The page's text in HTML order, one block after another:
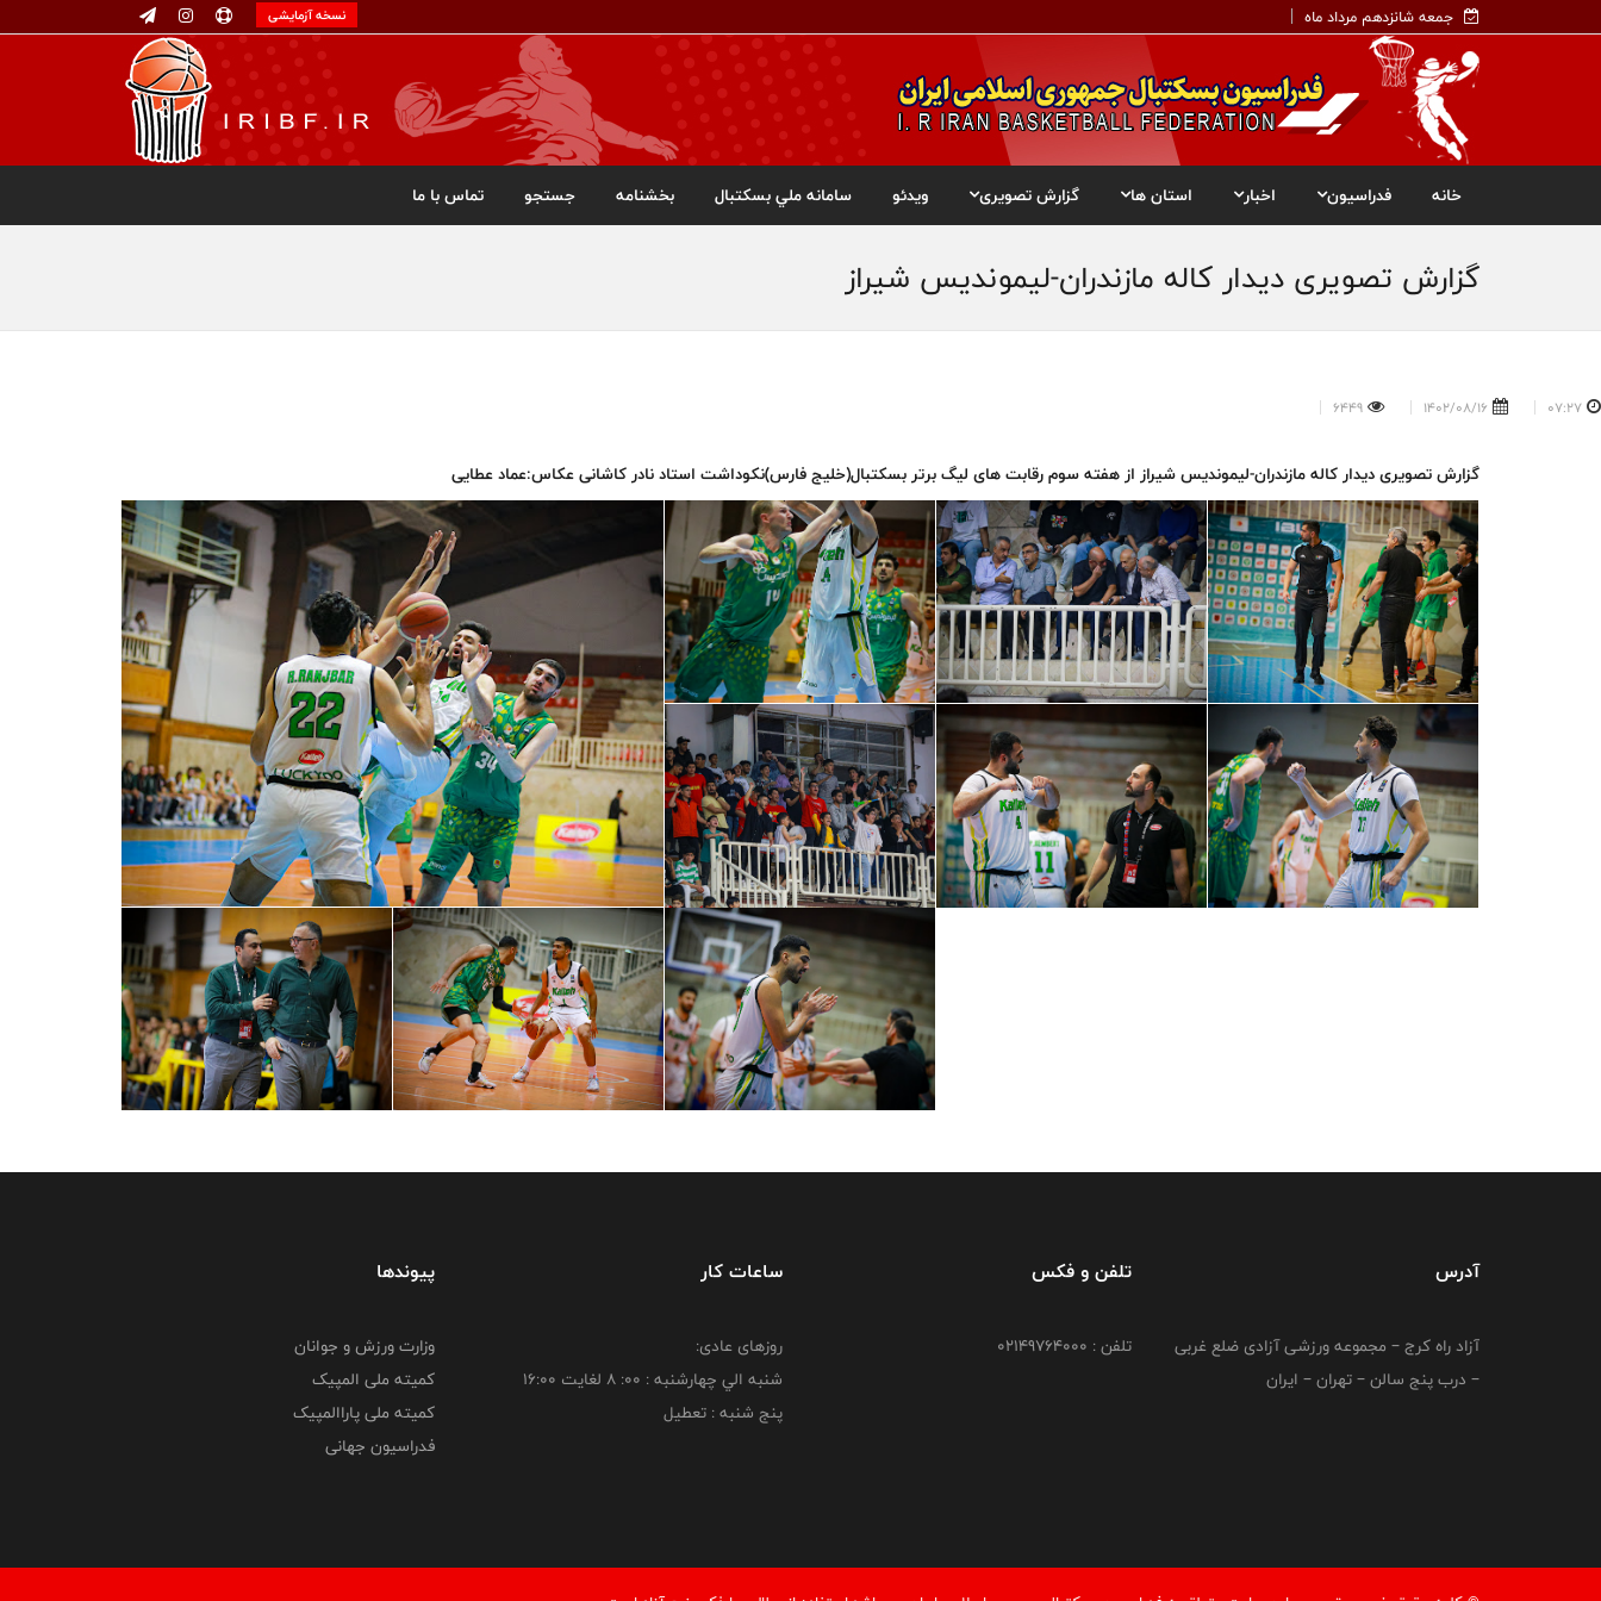
جمعه شانزدهم مرداد ماه نسخه آزمایشی
خانه فدراسیون اخبار استان ها گزارش تصویری ویدئو سامانه ملي بسکتبال بخشنامه جستجو تماس با ما
گزارش تصویری دیدار کاله مازندران-لیموندیس شیراز
07:27
1402/08/16
6449
گزارش تصویری دیدار کاله مازندران-لیموندیس شیراز از هفته‌ سوم رقابت های لیگ برتر بسکتبال(خلیج فارس)نکوداشت استاد نادر کاشانی عکاس:عماد عطایی
آدرس
آزاد راه کرج – مجموعه ورزشی آزادی ضلع غربی
– درب پنج سالن – تهران – ایران
تلفن و فکس
تلفن : 02149764000
ساعات کار
روزهای عادی:
شنبه الي چهارشنبه : 00: 8 لغايت 16:00
پنج شنبه : تعطیل
پیوندها
وزارت ورزش و جوانان
کمیته ملی المپیک
کمیته ملی پاراالمپیک
فدراسیون جهانی